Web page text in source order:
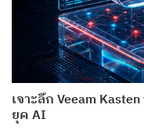
เจาะลึก Veeam
ยุค AI